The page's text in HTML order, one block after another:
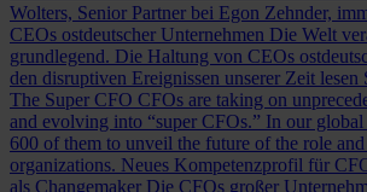
Wolters, Senior Partner bei Egon Zehnder,
CEOs ostdeutscher Unternehmen Die Welt
grundlegend. Die Haltung von CEOs
den disruptiven Ereignissen unserer Zeit lesen
The Super CFO CFOs are taking on
and evolving into “super CFOs.” In our
600 of them to unveil the future of the role
organizations. Neues Kompetenzprofil für
als Changemaker Die CFOs großer